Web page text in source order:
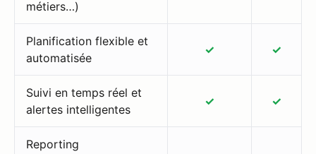
métiers…)
Planification flexible et
automatisée
✓ ✓
Suivi en temps réel et
alertes intelligentes
✓ ✓
Reporting